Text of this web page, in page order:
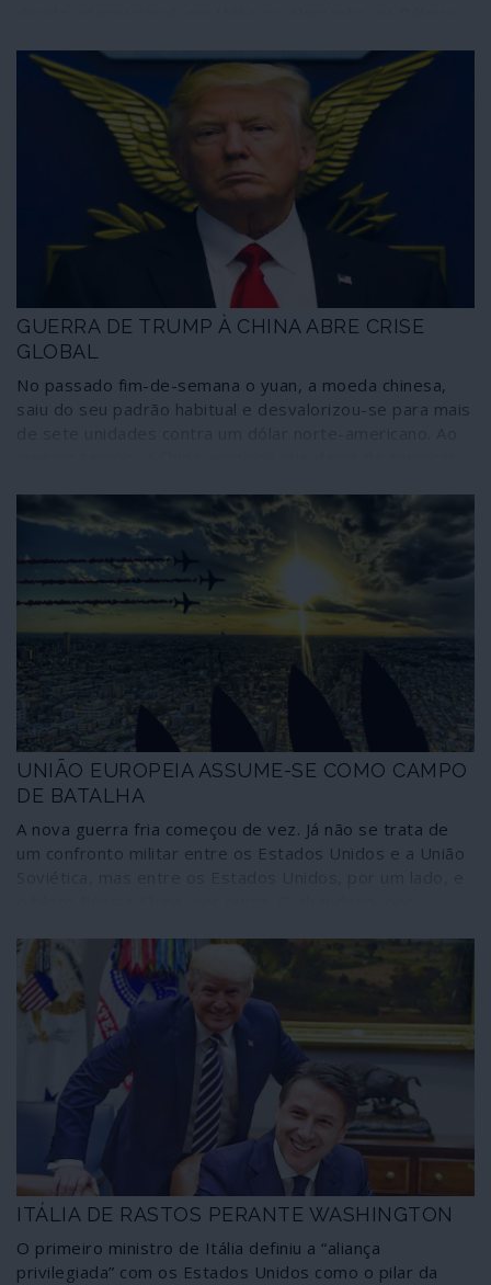
Assembleia Parlamentar da NATO escreveu-o num
relatório - imediatamente retirado.
GUERRA DE TRUMP À CHINA ABRE CRISE
GLOBAL
No passado fim-de-semana o yuan, a moeda chinesa,
saiu do seu padrão habitual e desvalorizou-se para mais
comercial delineada por Trump e pelos
neoconservadores norte-americanos implodiu. Passou-
se de uma guerra de tarifas comerciais para uma guerra
económica mais ampla, na qual serão aplicadas outras
tácticas e medidas.
UNIÃO EUROPEIA ASSUME-SE COMO CAMPO
DE BATALHA
A nova guerra fria começou de vez. Já não se trata de
um confronto militar entre os Estados Unidos e a União
(INF) e o anúncio de próximas conversações a três põe
fim aos anos de incerteza que temos vindo a viver. A
situação faz regressar a Europa Ocidental e Central ao
estatuto da primeira guerra fria: o de um campo de
batalha. Com o ámen da União Europeia.
ITÁLIA DE RASTOS PERANTE WASHINGTON
O primeiro ministro de Itália definiu a “aliança
privilegiada” com os Estados Unidos como o pilar da